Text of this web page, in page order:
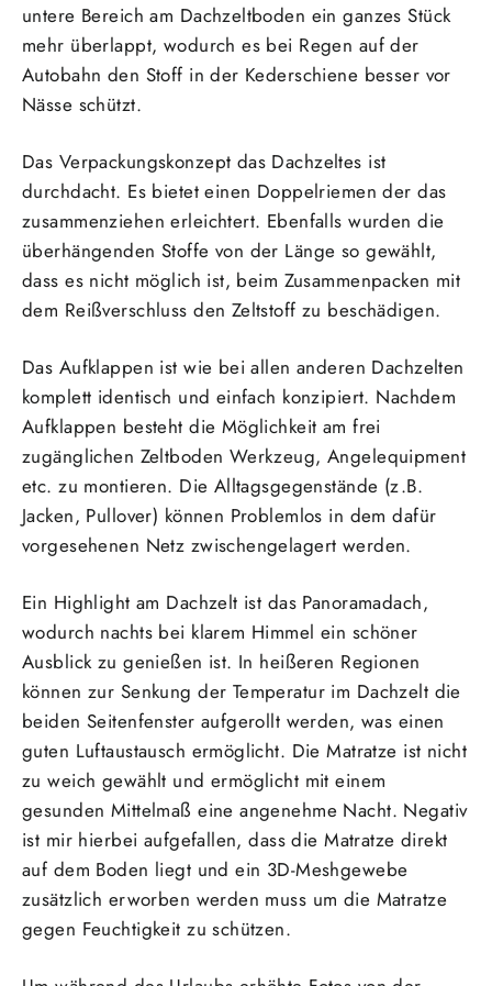
untere Bereich am Dachzeltboden ein ganzes Stück
mehr überlappt, wodurch es bei Regen auf der
Autobahn den Stoff in der Kederschiene besser vor
Nässe schützt.
Das Verpackungskonzept das Dachzeltes ist
durchdacht. Es bietet einen Doppelriemen der das
zusammenziehen erleichtert. Ebenfalls wurden die
überhängenden Stoffe von der Länge so gewählt,
dass es nicht möglich ist, beim Zusammenpacken mit
dem Reißverschluss den Zeltstoff zu beschädigen.
Das Aufklappen ist wie bei allen anderen Dachzelten
komplett identisch und einfach konzipiert. Nachdem
Aufklappen besteht die Möglichkeit am frei
zugänglichen Zeltboden Werkzeug, Angelequipment
etc. zu montieren. Die Alltagsgegenstände (z.B.
Jacken, Pullover) können Problemlos in dem dafür
vorgesehenen Netz zwischengelagert werden.
Ein Highlight am Dachzelt ist das Panoramadach,
wodurch nachts bei klarem Himmel ein schöner
Ausblick zu genießen ist. In heißeren Regionen
können zur Senkung der Temperatur im Dachzelt die
beiden Seitenfenster aufgerollt werden, was einen
guten Luftaustausch ermöglicht. Die Matratze ist nicht
zu weich gewählt und ermöglicht mit einem
gesunden Mittelmaß eine angenehme Nacht. Negativ
ist mir hierbei aufgefallen, dass die Matratze direkt
auf dem Boden liegt und ein 3D-Meshgewebe
zusätzlich erworben werden muss um die Matratze
gegen Feuchtigkeit zu schützen.